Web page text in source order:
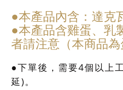
●本產品內含： 達克
●本產品含雞蛋、乳
者請注意（本商品為
●下單後，需要4個以上
延 )。